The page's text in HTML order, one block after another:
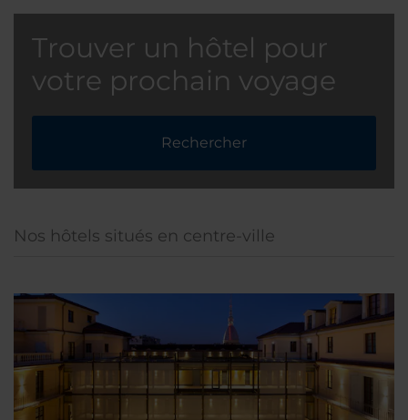
Trouver un hôtel pour
votre prochain voyage
Rechercher
Nos hôtels situés en centre-ville